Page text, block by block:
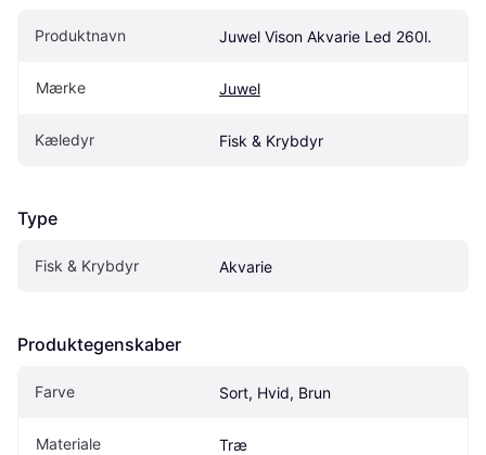
Produktnavn Juwel Vison Akvarie Led 260l.
Mærke Juwel
Kæledyr Fisk & Krybdyr
Type
Fisk & Krybdyr Akvarie
Produktegenskaber
Farve Sort, Hvid, Brun
Materiale Træ